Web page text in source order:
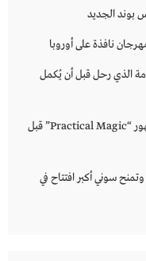
بوند الجديد
الذي رحل قبل أن يُكمل
ساندرا بولوك ونيكول كيدمان تفاجئان جمهور “Practical Magic” قبل
سوني أكبر افتتاح في